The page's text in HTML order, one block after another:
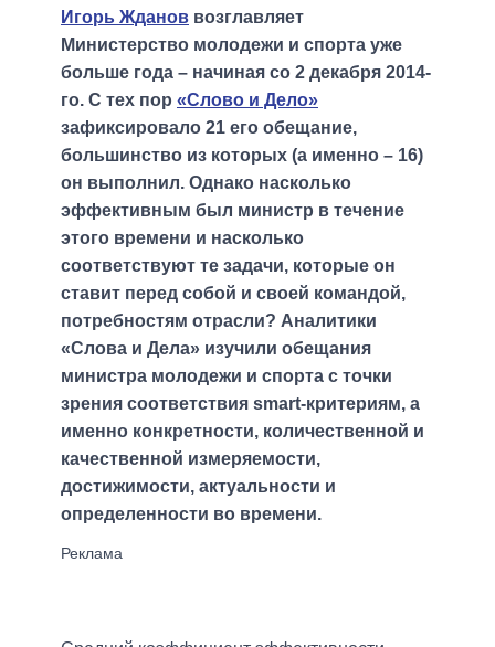
ВСЕ ПЕРСОНЫ
Игорь Жданов возглавляет
Министерство молодежи и спорта уже
больше года – начиная со 2 декабря 2014-
го. С тех пор «Слово и Дело»
зафиксировало 21 его обещание,
большинство из которых (а именно – 16)
он выполнил. Однако насколько
эффективным был министр в течение
этого времени и насколько
соответствуют те задачи, которые он
ставит перед собой и своей командой,
потребностям отрасли? Аналитики
«Слова и Дела» изучили обещания
министра молодежи и спорта с точки
зрения соответствия smart-критериям, а
именно конкретности, количественной и
качественной измеряемости,
достижимости, актуальности и
определенности во времени.